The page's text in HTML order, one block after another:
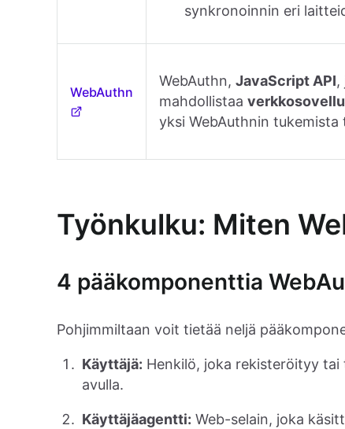
synkronoinnin eri
WebAuthn
WebAuthn, JavaScript API,
mahdollistaa
yksi WebAuthnin
Työnkulku: Miten
4 pääkomponenttia
Pohjimmiltaan voit tietää neljä
Käyttäjä: Henkilö, joka rekisteröityy tai
avulla.
Käyttäjäagentti: Web-selain, joka